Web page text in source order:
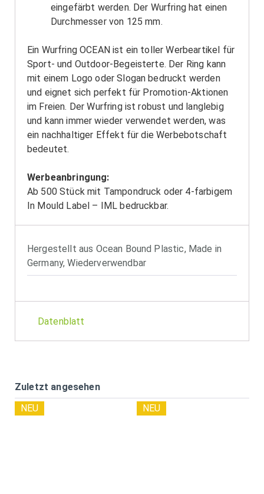
eingefärbt werden. Der Wurfring hat einen
Durchmesser von 125 mm.
Ein Wurfring OCEAN ist ein toller Werbeartikel für
Sport- und Outdoor-Begeisterte. Der Ring kann
mit einem Logo oder Slogan bedruckt werden
und eignet sich perfekt für Promotion-Aktionen
im Freien. Der Wurfring ist robust und langlebig
und kann immer wieder verwendet werden, was
ein nachhaltiger Effekt für die Werbebotschaft
bedeutet.
Werbeanbringung:
Ab 500 Stück mit Tampondruck oder 4-farbigem
In Mould Label – IML bedruckbar.
Hergestellt aus Ocean Bound Plastic, Made in
Germany,Wiederverwendbar
Datenblatt
Zuletzt angesehen
NEU NEU